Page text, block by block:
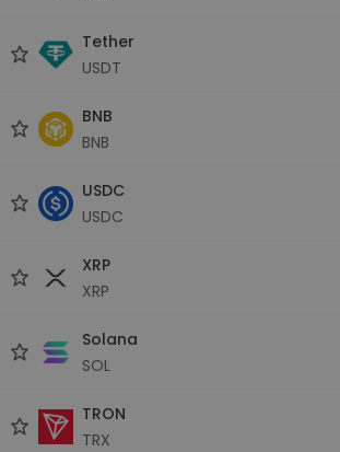
Tether
USDT
BNB
BNB
USDC
USDC
XRP
XRP
Solana
SOL
TRON
TRX